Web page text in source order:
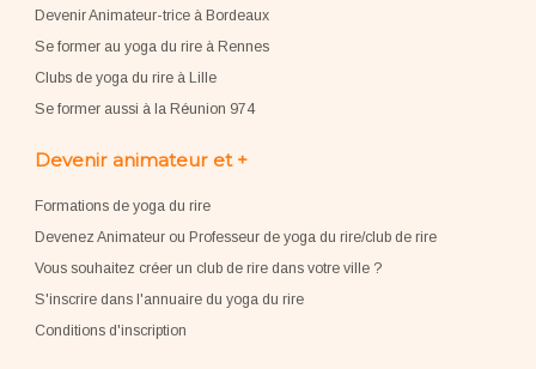
Devenir Animateur-trice à Bordeaux
Se former au yoga du rire à Rennes
Clubs de yoga du rire à Lille
Se former aussi à la Réunion 974
Devenir animateur et +
Formations de yoga du rire
Devenez Animateur ou Professeur de yoga du rire/club de rire
Vous souhaitez créer un club de rire dans votre ville ?
S'inscrire dans l'annuaire du yoga du rire
Conditions d'inscription